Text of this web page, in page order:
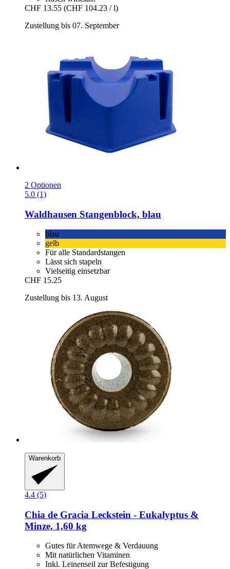
CHF 13.55 (CHF 104.23 / l)
Zustellung bis 07. September
2 Optionen
5.0 (1)
Waldhausen Stangenblock, blau
blau
gelb
Für alle Standardstangen
Lässt sich stapeln
Vielseitig einsetzbar
CHF 15.25
Zustellung bis 13. August
Warenkorb
4.4 (5)
Chia de Gracia Leckstein -​ Eukalyptus &
Minze, 1,60 kg
Gutes für Atemwege & Verdauung
Mit natürlichen Vitaminen
Inkl. Leinenseil zur Befestigung